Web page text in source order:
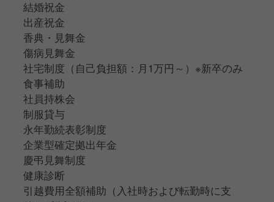
結婚祝金
出産祝金
香典・見舞金
傷病見舞金
社宅制度（自己負担額：月1万円～）※新卒のみ
食事補助
社員持株会
制服貸与
永年勤続表彰制度
企業型確定拠出年金
慶弔見舞制度
健康診断
引越費用全額補助（入社時および転勤時に支